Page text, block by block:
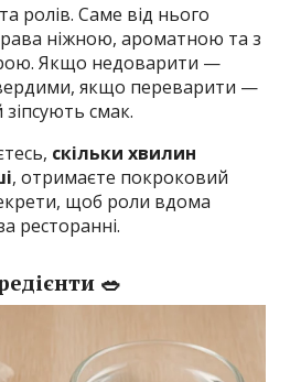
ролів. Саме від нього
ніжною, ароматною та з
Якщо недоварити —
якщо переварити —
смак.
скільки хвилин
, отримаєте покроковий
щоб роли вдома
ресторанні.
🥗